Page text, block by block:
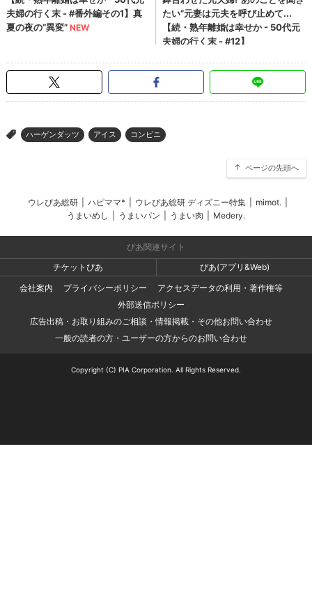
> ハーゲンダッツ アイス コンビニ
ページの先頭へ
ウレぴあ総研 ハピママ* ウレぴあ総研 ディズニー特集 mimot.
うまいめし
うまいパン うまい肉 Medery.
ぴあ関連サイト
チケットぴあ
ぴあ(アプリ&Web)
会社案内
プライバシーポリシー
アクセスデータの利用・著作権等
外部送信ポリシー
広告出稿・お取り組みのご相談・情報掲載・その他お問い合わせ
一般の読者の方・ユーザーの方からのお問い合わせ
Copyright (C) PIA Corporation. All Rights Reserved.